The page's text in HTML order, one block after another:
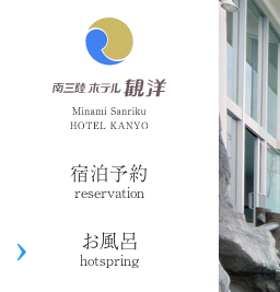
宿泊予約
reservation
お風呂
hotspring